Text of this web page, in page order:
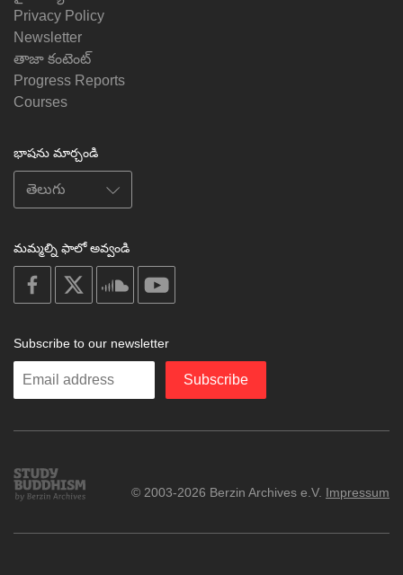
Privacy Policy
Newsletter
తాజా కంటెంట్
Progress Reports
Courses
భాషను మార్చండి
మమ్మల్ని ఫాలో అవ్వండి
on
facebook
soundcloud
Subscribe to our newsletter
Enter
Subscribe
Study
Buddhism
© 2003-2026 Berzin Archives e.V. Impressum